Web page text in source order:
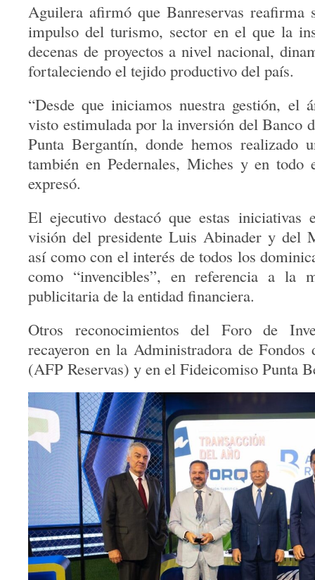
Aguilera afirmó que Banreservas reafirma
impulso del turismo, sector en el que la
decenas de proyectos a nivel nacional,
fortaleciendo el tejido productivo del país.
“Desde que iniciamos nuestra gestión, el
visto estimulada por la inversión del Banco
Punta Bergantín, donde hemos realizado
también en Pedernales, Miches y en todo
expresó.
El ejecutivo destacó que estas iniciativas
visión del presidente Luis Abinader y del
así como con el interés de todos los
como “invencibles”, en referencia a la
publicitaria de la entidad financiera.
Otros reconocimientos del Foro de
recayeron en la Administradora de Fondos
(AFP Reservas) y en el Fideicomiso Punta